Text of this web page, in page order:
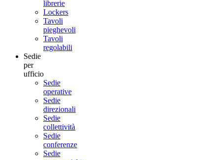
librerie
Lockers
Tavoli
pieghevoli
Tavoli
regolabili
Sedie
per
ufficio
Sedie
operative
Sedie
direzionali
Sedie
collettività
Sedie
conferenze
Sedie